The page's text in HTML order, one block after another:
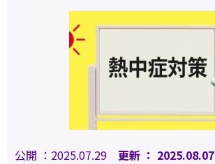
公開 ：2025.07.29 更新 ： 2025.08.07